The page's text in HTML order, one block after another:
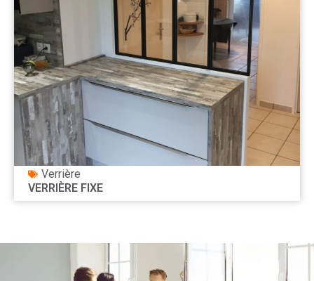
Verrière
VERRIÈRE FIXE